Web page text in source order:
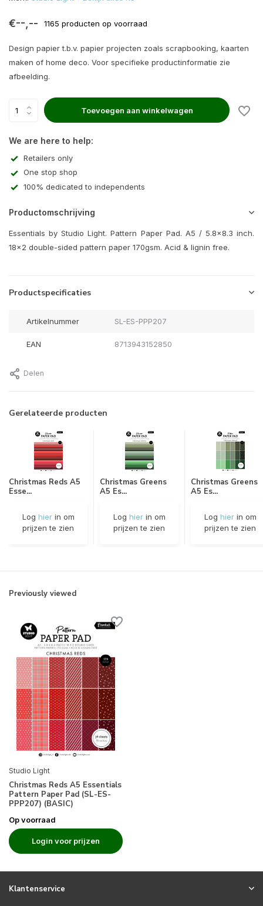
€--,-- 1165 producten op voorraad
Design papier t.b.v. papier projecten zoals scrapbooking, kaarten
maken of home deco. Voor specifieke productinformatie zie
afbeelding.
Toevoegen aan winkelwagen
We are here to help:
Retailers only
One stop shop
100% dedicated to independents
Productomschrijving
Essentials by Studio Light. Pattern Paper Pad. A5 / 5.8x8.3 inch.
18x2 double-sided pattern paper 170gsm. Acid & lignin free.
Productspecificaties
Artikelnummer SL-ES-PPP207
EAN 8713943152850
Delen
Gerelateerde producten
Christmas Reds A5
Esse...
Log hierin om
prijzen te zien
Christmas Greens
A5 Es...
Log hierin om
prijzen te zien
Christmas Greens
A5 Es...
Log hierin om
prijzen te zien
Previously viewed
Studio Light
Christmas Reds A5 Essentials
Pattern Paper Pad (SL-ES-
PPP207) (BASIC)
Op voorraad
Login voor prijzen
Klantenservice